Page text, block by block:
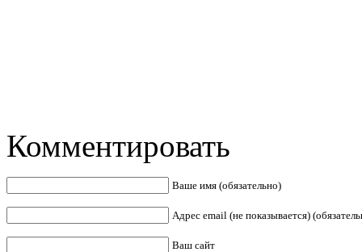
Комментировать
Ваше имя (обязательно)
Адрес email (не показывается)
Ваш сайт